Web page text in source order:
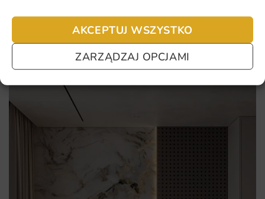
AKCEPTUJ WSZYSTKO
ZARZĄDZAJ OPCJAMI
klasycznych aranżacji
Matowa powierzchnia bez refleksów świetlnych
Produkcja na wymiar — idealne dopasowanie do Twojej
Najczęściej zadawane pytania
Pomagamy i doradzamy przy każdym zakupie. Ale jeżeli
nie chcesz czekać – sprawdź najczęściej zadawane pytania.